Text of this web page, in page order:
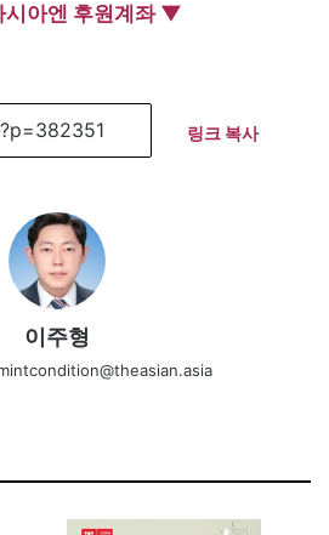
아엔 후원계좌 ▼
링크 복사
이주형